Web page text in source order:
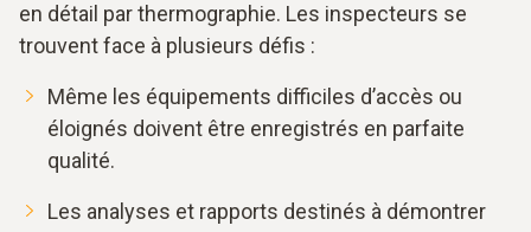
en détail par thermographie. Les inspecteurs se
trouvent face à plusieurs défis :
Même les équipements difficiles d’accès ou
éloignés doivent être enregistrés en parfaite
qualité.
Les analyses et rapports destinés à démontrer